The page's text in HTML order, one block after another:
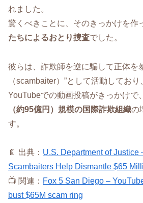
れました。
驚くべきことに、そのきっかけを作
たちによるおとり捜査でした。
彼らは、詐欺師を逆に騙して正体を
（scambaiter）”として活動しており
YouTubeでの動画投稿がきっかけで、
（約95億円）規模の国際詐欺組織の
す。
📄 出典： U.S. Department of Justice
Scambaiters Help Dismantle $65
📺 関連： Fox 5 San Diego –
bust $65M scam ring